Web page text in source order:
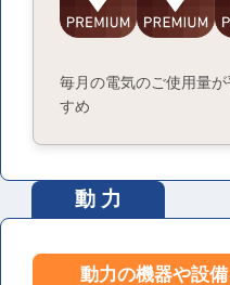
毎月の電気のご使用量
すめ
動 力
動力の機器や設